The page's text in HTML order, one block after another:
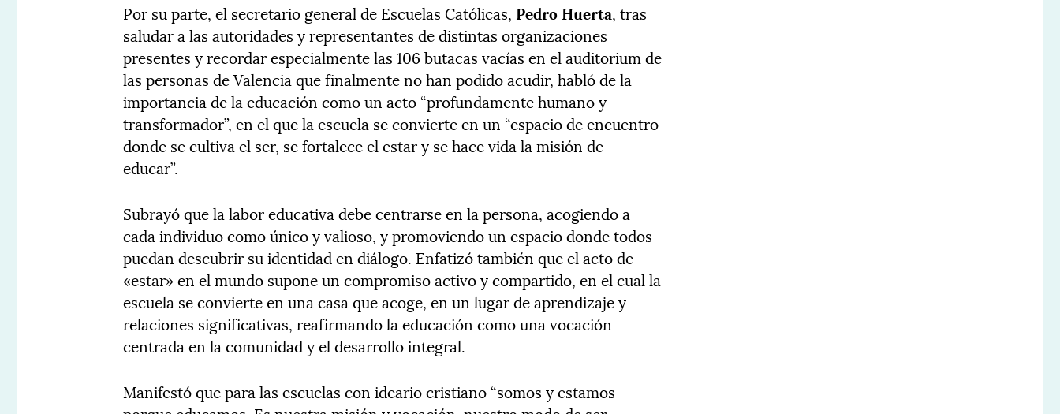
Por su parte, el secretario general de Escuelas Católicas, Pedro Huerta, tras
saludar a las autoridades y representantes de distintas organizaciones
presentes y recordar especialmente las 106 butacas vacías en el auditorium de
las personas de Valencia que finalmente no han podido acudir, habló de la
importancia de la educación como un acto “profundamente humano y
transformador”, en el que la escuela se convierte en un “espacio de encuentro
donde se cultiva el ser, se fortalece el estar y se hace vida la misión de
educar”.
Subrayó que la labor educativa debe centrarse en la persona, acogiendo a
cada individuo como único y valioso, y promoviendo un espacio donde todos
puedan descubrir su identidad en diálogo. Enfatizó también que el acto de
«estar» en el mundo supone un compromiso activo y compartido, en el cual la
escuela se convierte en una casa que acoge, en un lugar de aprendizaje y
relaciones significativas, reafirmando la educación como una vocación
centrada en la comunidad y el desarrollo integral.
Manifestó que para las escuelas con ideario cristiano “somos y estamos